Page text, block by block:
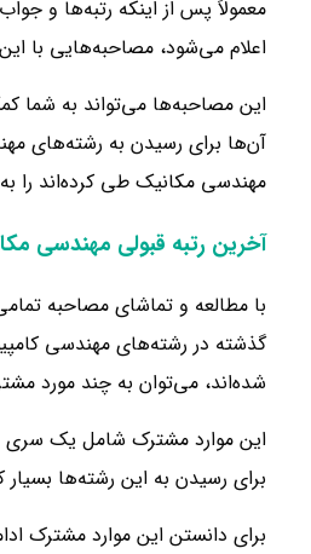
معمولاً پس از اینکه رتبه‌ها و
اعلام می‌شود، مصاحبه‌هایی با
این مصاحبه‌ها می‌تواند به شما
آن‌ها برای رسیدن به رشته‌های
مهندسی مکانیک طی کرده‌اند را
آخرین رتبه قبولی مهندسی
با مطالعه و تماشای مصاحبه
گذشته در رشته‌های مهندسی
شده‌اند، می‌توان به چند مورد
این موارد مشترک شامل یک
برای رسیدن به این رشته‌ها بسیار
برای دانستن این موارد مشترک